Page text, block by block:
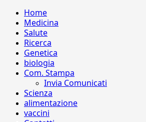
Home
Medicina
Salute
Ricerca
Genetica
biologia
Com. Stampa
Invia Comunicati
Scienza
alimentazione
vaccini